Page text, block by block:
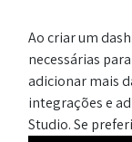
Ao criar um
necessárias
adicionar mais
integrações e
Studio. Se